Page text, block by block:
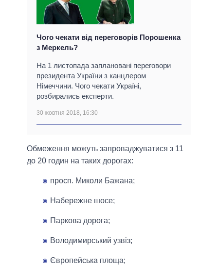
Чого чекати від переговорів Порошенка
з Меркель?
На 1 листопада заплановані переговори
президента України з канцлером
Німеччини. Чого чекати Україні,
розбирались експерти.
30 жовтня 2018, 16:30
Обмеження можуть запроваджуватися з 11
до 20 годин на таких дорогах:
просп. Миколи Бажана;
Набережне шосе;
Паркова дорога;
Володимирський узвіз;
Європейська площа;